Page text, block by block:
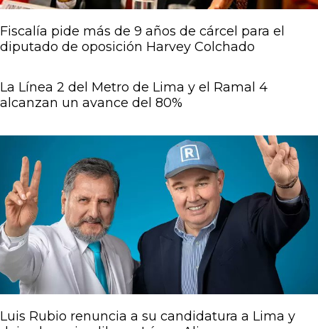
Fiscalía pide más de 9 años de cárcel para el
diputado de oposición Harvey Colchado
La Línea 2 del Metro de Lima y el Ramal 4
alcanzan un avance del 80%
Luis Rubio renuncia a su candidatura a Lima y